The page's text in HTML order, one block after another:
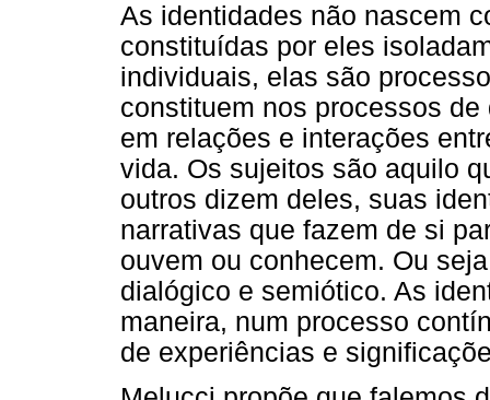
As identidades não nascem
constituídas por eles
individuais, elas são
constituem nos processos
em relações e interações
vida. Os sujeitos são aquilo
outros dizem deles, suas
narrativas que fazem de si
ouvem ou conhecem. Ou
dialógico e semiótico. As
maneira, num processo
de experiências e